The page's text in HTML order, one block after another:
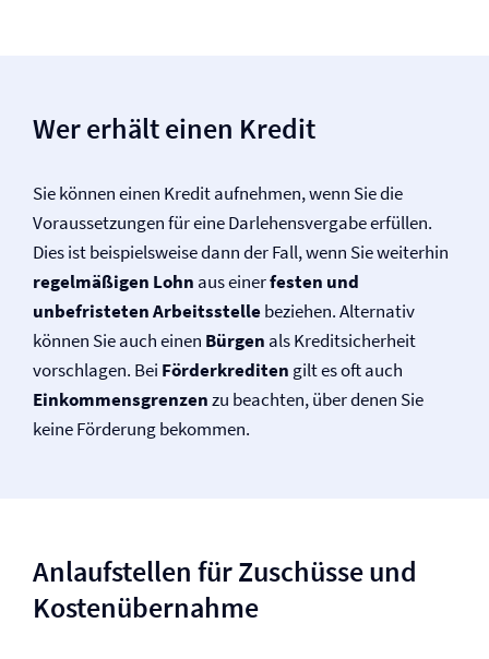
Wer erhält einen Kredit
Sie können einen Kredit aufnehmen, wenn Sie die
Voraussetzungen für eine Darlehensvergabe erfüllen.
Dies ist beispielsweise dann der Fall, wenn Sie weiterhin
regelmäßigen Lohn aus einerfesten und
unbefristeten Arbeitsstellebeziehen. Alternativ
können Sie auch einen Bürgen als Kreditsicherheit
vorschlagen. Bei Förderkrediten gilt es oft auch
Einkommensgrenzenzu beachten, über denen Sie
keine Förderung bekommen.
Anlaufstellen für Zuschüsse und
Kostenübernahme